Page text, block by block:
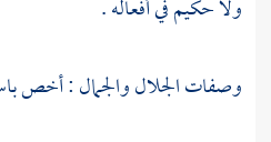
ولا حكيم في أفعاله .
وصفات الجلال والجمال : أخص